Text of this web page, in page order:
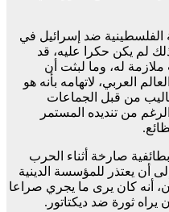
الفلسطينية ضد إسرائيل في
ذلك لم يكن حكرا عليه، قد
له، وما لبثت أن
العربي، لاتهامه بأنه هو
من قبل الجماعات
من تنديده المستمر
صارخة أثناء الحرب
أن يعتذر للمؤسسة الدينية
أنه كان يرى ما يجري صراعا
يراه ثورة ضد ديكتاتور.